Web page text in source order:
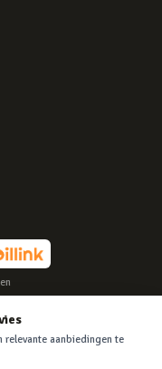
dagen retourneren.
aanbiedingen te